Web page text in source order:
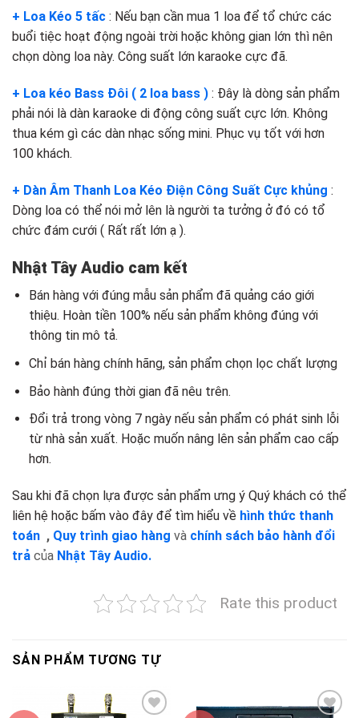
+ Loa Kéo 5 tấc : Nếu bạn cần mua 1 loa để tổ chức các
buổi tiệc hoạt động ngoài trời hoặc không gian lớn thì nên
chọn dòng loa này. Công suất lớn karaoke cực đã.
+ Loa kéo Bass Đôi ( 2 loa bass ) : Đây là dòng sản phẩm
phải nói là dàn karaoke di động công suất cực lớn. Không
thua kém gì các dàn nhạc sống mini. Phục vụ tốt với hơn
100 khách.
+ Dàn Âm Thanh Loa Kéo Điện Công Suất Cực khủng :
Dòng loa có thể nói mở lên là người ta tưởng ở đó có tổ
chức đám cưới ( Rất rất lớn ạ ).
Nhật Tây Audio cam kết
Bán hàng với đúng mẫu sản phẩm đã quảng cáo giới
thiệu. Hoàn tiền 100% nếu sản phẩm không đúng với
thông tin mô tả.
Chỉ bán hàng chính hãng, sản phẩm chọn lọc chất lượng
Bảo hành đúng thời gian đã nêu trên.
Đổi trả trong vòng 7 ngày nếu sản phẩm có phát sinh lỗi
từ nhà sản xuất. Hoặc muốn nâng lên sản phẩm cao cấp
hơn.
Sau khi đã chọn lựa được sản phẩm ưng ý Quý khách có thể
liên hệ hoặc bấm vào đây để tìm hiểu về hình thức thanh
toán , Quy trình giao hàng và chính sách bảo hành đổi
trả của Nhật Tây Audio.
Rate this product
SẢN PHẨM TƯƠNG TỰ